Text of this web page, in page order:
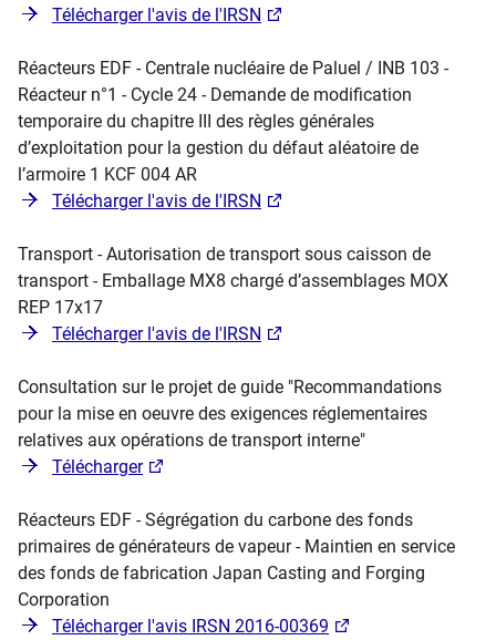
Télécharger l'avis de l'IRSN
Réacteurs EDF - Centrale nucléaire de Paluel / INB 103 -
Réacteur n°1 - Cycle 24 - Demande de modification
temporaire du chapitre III des règles générales
d’exploitation pour la gestion du défaut aléatoire de
l’armoire 1 KCF 004 AR
Télécharger l'avis de l'IRSN
Transport - Autorisation de transport sous caisson de
transport - Emballage MX8 chargé d’assemblages MOX
REP 17x17
Télécharger l'avis de l'IRSN
Consultation sur le projet de guide "Recommandations
pour la mise en oeuvre des exigences réglementaires
relatives aux opérations de transport interne"
Télécharger
Réacteurs EDF - Ségrégation du carbone des fonds
primaires de générateurs de vapeur - Maintien en service
des fonds de fabrication Japan Casting and Forging
Corporation
Télécharger l'avis IRSN 2016-00369